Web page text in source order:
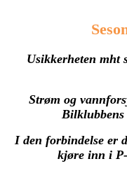
Usikkerheten mht
Strøm og
Bilklubbens
I den forbindelse er
kjøre inn i